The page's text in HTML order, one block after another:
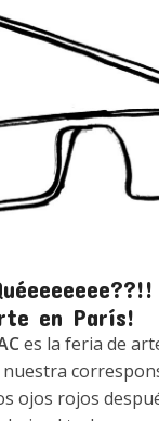
en París!
es la feria de
ojos rojos